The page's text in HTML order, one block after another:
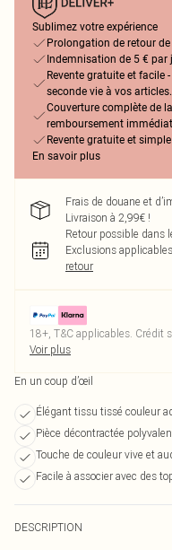
Sublimez votre expérience
Prolongation de retour
Indemnisation de 5 €
Revente gratuite et facile
seconde vie à vos articles.
Couverture complète de
remboursement
Revente gratuite et simple
En savoir plus
Frais de douane et
Livraison à 2,99€ !
Retour possible dans
Exclusions
retour
18+, T&C applicables. Crédit
Voir plus
En un coup d’œil
Élégant tissu tissé couleur
Pièce décontractée
Touche de couleur vive et
Facile à associer avec des
DESCRIPTION